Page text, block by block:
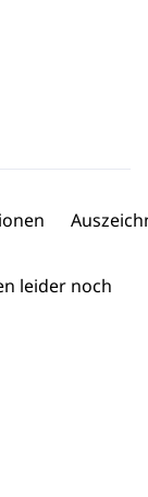
leider noch